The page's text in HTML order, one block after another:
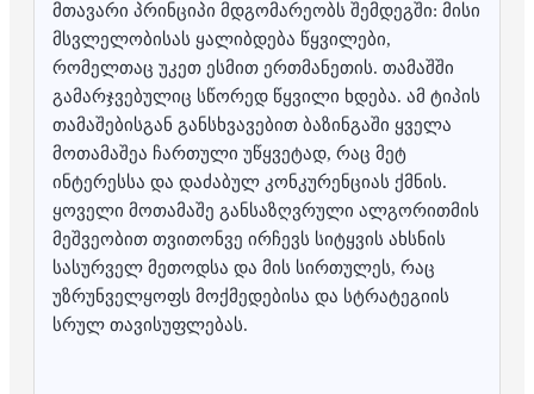
მთავარი პრინციპი მდგომარეობს შემდეგში: მისი
მსვლელობისას ყალიბდება წყვილები,
რომელთაც უკეთ ესმით ერთმანეთის. თამაშში
გამარჯვებულიც სწორედ წყვილი ხდება. ამ ტიპის
თამაშებისგან განსხვავებით ბაზინგაში ყველა
მოთამაშეა ჩართული უწყვეტად, რაც მეტ
ინტერესსა და დაძაბულ კონკურენციას ქმნის.
ყოველი მოთამაშე განსაზღვრული ალგორითმის
მეშვეობით თვითონვე ირჩევს სიტყვის ახსნის
სასურველ მეთოდსა და მის სირთულეს, რაც
უზრუნველყოფს მოქმედებისა და სტრატეგიის
სრულ თავისუფლებას.